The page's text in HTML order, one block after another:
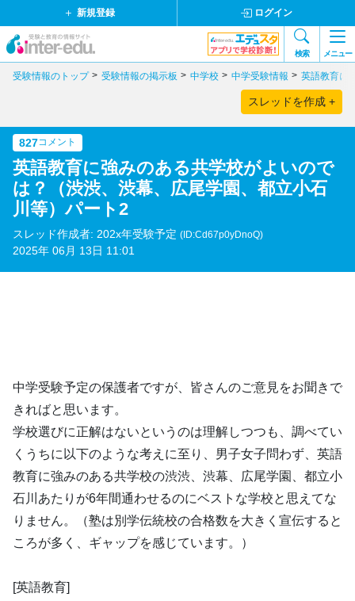
新規登録 ログイン
検索 メニュー
受験情報のトップ 受験情報の掲示板 中学校 中学受験情報 英語教育に
スレッドを作成 +
827コメント
英語教育に強みのある共学校がよいので
は？（渋渋、渋幕、広尾学園、都立小石
川等）パート2
スレッド作成者: 202x年受験予定 (ID:Cd67p0yDnoQ)
2025年 06月 13日 11:01
中学受験予定の保護者ですが、皆さんのご意見をお聞きで
きればと思います。
学校選びに正解はないというのは理解しつつも、調べてい
くうちに以下のような考えに至り、男子女子問わず、英語
教育に強みのある共学校の渋渋、渋幕、広尾学園、都立小
石川あたりが6年間通わせるのにベストな学校と思えてな
りません。（塾は別学伝統校の合格数を大きく宣伝すると
ころが多く、ギャップを感じています。）
[英語教育]